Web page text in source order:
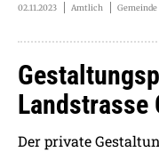
02.11.2023 Amtlich
Landstrasse
Der private